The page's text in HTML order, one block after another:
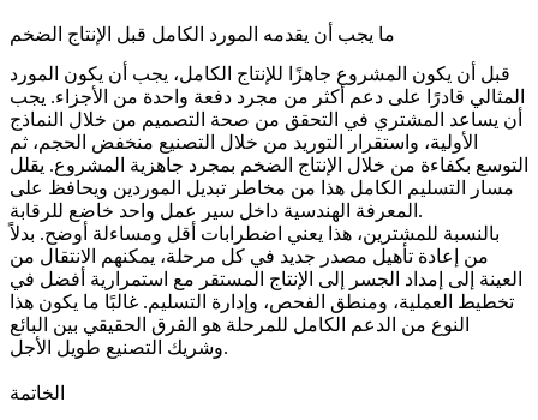
ما يجب أن يقدمه المورد الكامل قبل الإنتاج الضخم
قبل أن يكون المشروع جاهزًا للإنتاج الكامل، يجب أن يكون المورد
المثالي قادرًا على دعم أكثر من مجرد دفعة واحدة من الأجزاء. يجب
أن يساعد المشتري في التحقق من صحة التصميم من خلال النماذج
الأولية، واستقرار التوريد من خلال التصنيع منخفض الحجم، ثم
التوسع بكفاءة من خلال الإنتاج الضخم بمجرد جاهزية المشروع. يقلل
مسار التسليم الكامل هذا من مخاطر تبديل الموردين ويحافظ على
المعرفة الهندسية داخل سير عمل واحد خاضع للرقابة.
بالنسبة للمشترين، هذا يعني اضطرابات أقل ومساءلة أوضح. بدلاً
من إعادة تأهيل مصدر جديد في كل مرحلة، يمكنهم الانتقال من
العينة إلى إمداد الجسر إلى الإنتاج المستقر مع استمرارية أفضل في
تخطيط العملية، ومنطق الفحص، وإدارة التسليم. غالبًا ما يكون هذا
النوع من الدعم الكامل للمرحلة هو الفرق الحقيقي بين البائع
وشريك التصنيع طويل الأجل.
الخاتمة